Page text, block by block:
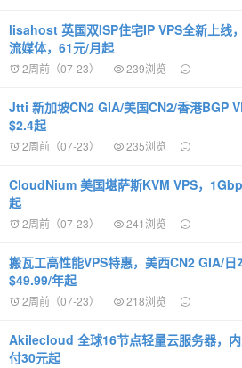
lisahost 英国双ISP住宅IP VPS全新上线
流媒体，61元/月起
2周前（07-23） 239浏览
Jtti 新加坡CN2 GIA/美国CN2/香港BGP
$2.4起
2周前（07-23） 235浏览
CloudNium 美国堪萨斯KVM VPS，
起
2周前（07-23） 241浏览
搬瓦工高性能VPS特惠，美西CN2 GIA/日
$49.99/年起
2周前（07-23） 218浏览
Akilecloud 全球16节点轻量云服务器，
付30元起